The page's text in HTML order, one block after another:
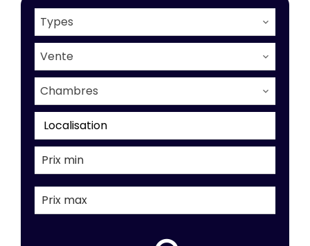
Types
Vente
Chambres
Localisation